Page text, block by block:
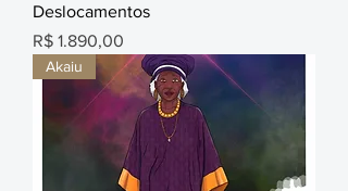
Deslocamentos
Preço
R$ 1.890,00
Akaiu